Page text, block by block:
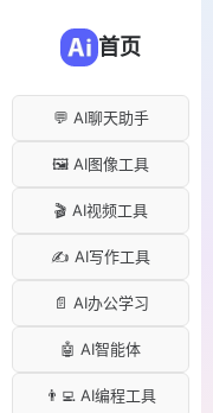
首页
💬 AI聊天助手
🖼️ AI图像工具
🎬 AI视频工具
✍️ AI写作工具
📄 AI办公学习
🤖 AI智能体
👨‍💻 AI编程工具